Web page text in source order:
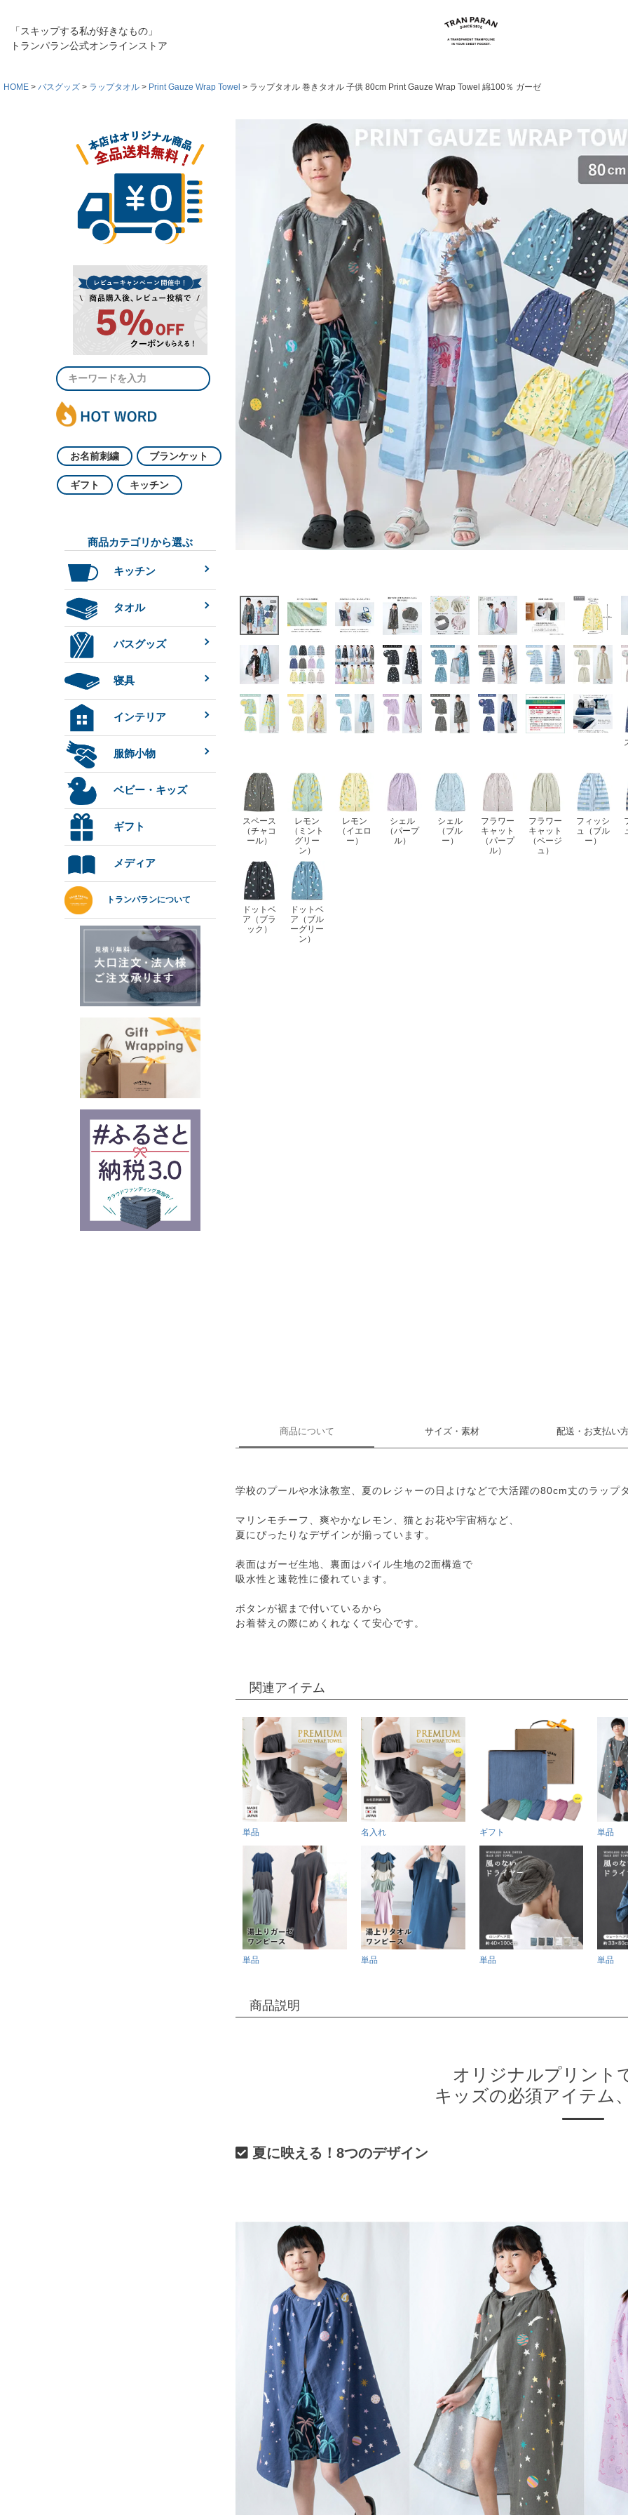
「スキップする私が好きなもの」
トランパラン公式オンラインストア
HOME バスグッズ ラップタオル Print Gauze Wrap Towel ラップタオル 巻きタオル 子供 80cm Print Gauze Wrap Towel 綿100％ ガーゼ
お名前刺繍 ブランケット
ギフト キッチン
商品カテゴリから選ぶ
キッチン
タオル
バスグッズ
寝具
インテリア
服飾小物
ベビー・キッズ
ギフト
メディア
トランパランについて
スペース
（チャコ
ール）
レモン
（ミント
グリー
ン）
レモン
（イエロ
ー）
シェル
（パープ
ル）
シェル
（ブル
ー）
フラワー
キャット
（パープ
ル）
フラワー
キャット
（ベージ
ュ）
フィッシ
ュ（ブル
ー）
ドットベ
ア（ブラ
ック）
ドットベ
ア（ブル
ーグリー
ン）
商品について サイズ・素材 配送・お支払い
学校のプールや水泳教室、夏のレジャーの日よけなどで大活躍の80cm丈のラップ
マリンモチーフ、爽やかなレモン、猫とお花や宇宙柄など、
夏にぴったりなデザインが揃っています。
表面はガーゼ生地、裏面はパイル生地の2面構造で
吸水性と速乾性に優れています。
ボタンが裾まで付いているから
お着替えの際にめくれなくて安心です。
関連アイテム
単品 名入れ ギフト 単品
単品 単品 単品 単品
商品説明
オリジナルプリント
キッズの必須アイテム
夏に映える！8つのデザイン